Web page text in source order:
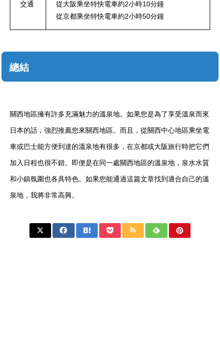
交通
從大阪乘坐特快電車約2小時10分鐘
從京都乘坐特快電車約2小時50分鐘
總結
關西地區擁有許多充滿魅力的溫泉地。如果您是為了享受溫泉而來
日本的話，強烈推薦您來關西地區。而且，從關西中心地區乘坐電
車或巴士能方便到達的溫泉地有很多，在京都或大阪旅行時把它們
加入日程也很不錯。即便是在同一處關西地區的溫泉地，泉水水質
和小鎮氛圍也各具特色。如果您能通過這篇文章找到適合自己的溫
泉地，我將非常高興。